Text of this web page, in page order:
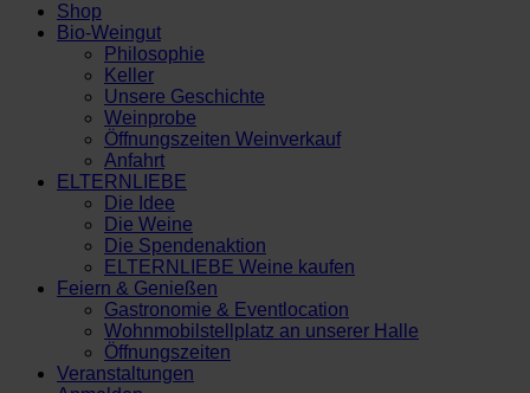
Shop
Bio-Weingut
Philosophie
Keller
Unsere Geschichte
Weinprobe
Öffnungszeiten Weinverkauf
Anfahrt
ELTERNLIEBE
Die Idee
Die Weine
Die Spendenaktion
ELTERNLIEBE Weine kaufen
Feiern & Genießen
Gastronomie & Eventlocation
Wohnmobilstellplatz an unserer Halle
Öffnungszeiten
Veranstaltungen